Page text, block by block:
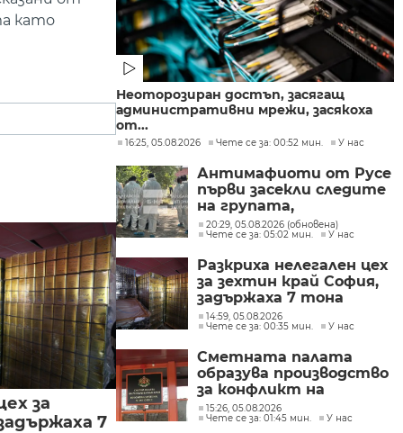
като
за
7
Неоторозиран достъп, засягащ
административни мрежи, засякоха
от...
16:25, 05.08.2026 Чете се за: 00:52 мин. У нас
Антимафиоти от Русе
първи засекли следите
на групата,
произвеждала
фентанил в София
20:29, 05.08.2026 (обновена)
Чете се за: 05:02 мин.
У нас
Разкриха нелегален цех
за зехтин край София,
задържаха 7 тона
продукт без марка
14:59, 05.08.2026
Чете се за: 00:35 мин.
У нас
Сметната палата
образува производство
за конфликт на
интереси при Делян
Пеевски
15:26, 05.08.2026
Чете се за: 01:45 мин.
У нас